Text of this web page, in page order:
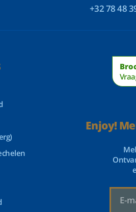
+32 78 48
Enjoy!